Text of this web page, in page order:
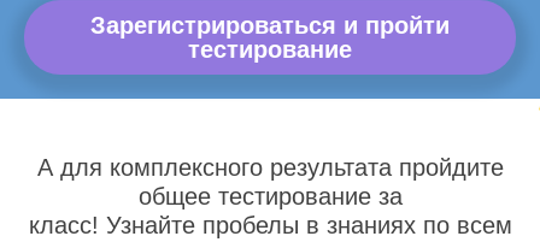
Зарегистрироваться и пройти
тестирование
А для комплексного результата пройдите
общее тестирование за
класс! Узнайте пробелы в знаниях по всем